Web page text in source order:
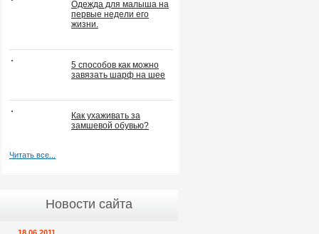
Одежда для малыша на
первые недели его
жизни.
5 способов как можно
завязать шарф на шее
Как ухаживать за
замшевой обувью?
Читать все...
Новости сайта